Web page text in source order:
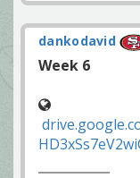
dankodavid
Week 6